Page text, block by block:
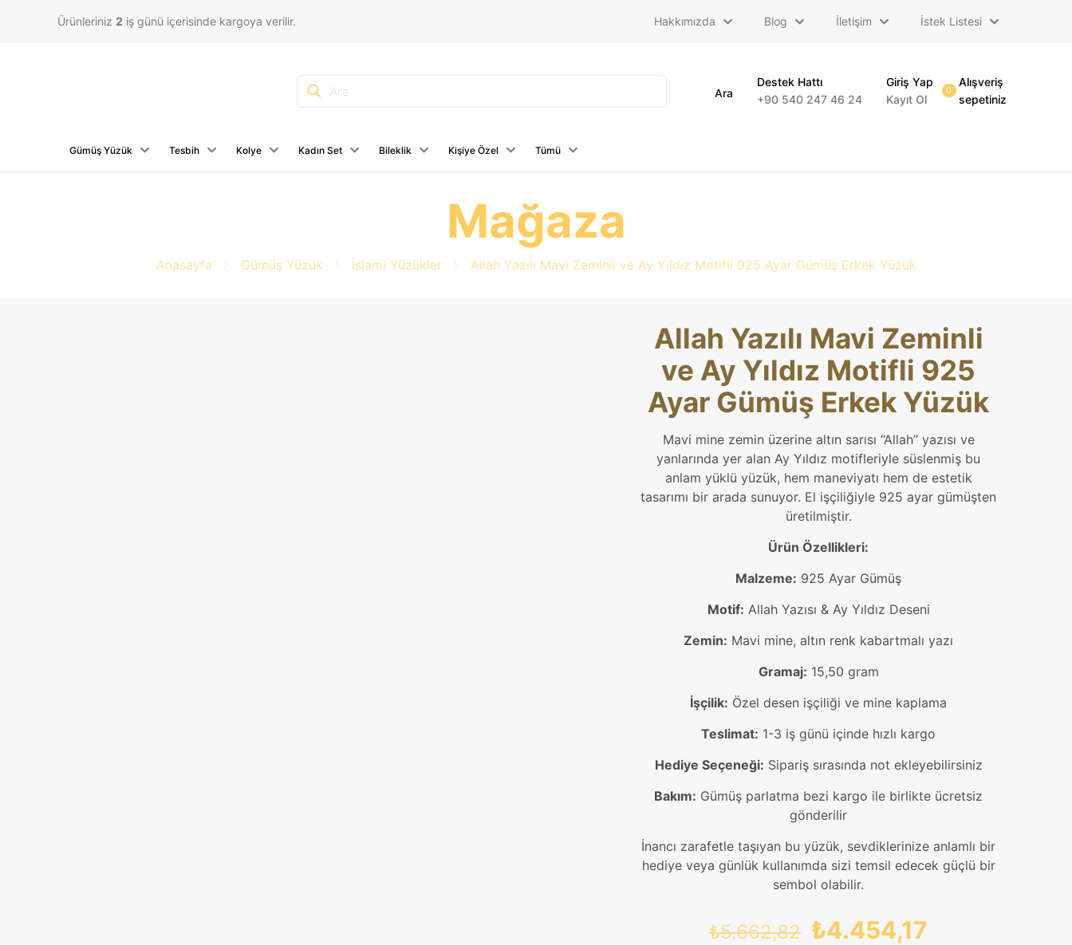
Ürünleriniz 2 iş günü içerisinde kargoya verilir. Hakkımızda Blog İletişim İstek Listesi
Ara
Destek Hattı
+90 540 247 46 24
Giriş Yap
Kayıt Ol
0
Alışveriş
sepetiniz
Gümüş Yüzük Tesbih Kolye Kadın Set Bileklik Kişiye Özel Tümü
Mağaza
Anasayfa Gümüş Yüzük İslami Yüzükler Allah Yazılı Mavi Zeminli ve Ay Yıldız Motifli 925 Ayar Gümüş Erkek Yüzük
Allah Yazılı Mavi Zeminli
ve Ay Yıldız Motifli 925
Ayar Gümüş Erkek Yüzük
Mavi mine zemin üzerine altın sarısı “Allah” yazısı ve
yanlarında yer alan Ay Yıldız motifleriyle süslenmiş bu
anlam yüklü yüzük, hem maneviyatı hem de estetik
tasarımı bir arada sunuyor. El işçiliğiyle 925 ayar gümüşten
üretilmiştir.
Ürün Özellikleri:
Malzeme: 925 Ayar Gümüş
Motif: Allah Yazısı & Ay Yıldız Deseni
Zemin: Mavi mine, altın renk kabartmalı yazı
Gramaj: 15,50 gram
İşçilik: Özel desen işçiliği ve mine kaplama
Teslimat: 1-3 iş günü içinde hızlı kargo
Hediye Seçeneği: Sipariş sırasında not ekleyebilirsiniz
Bakım: Gümüş parlatma bezi kargo ile birlikte ücretsiz
gönderilir
İnancı zarafetle taşıyan bu yüzük, sevdiklerinize anlamlı bir
hediye veya günlük kullanımda sizi temsil edecek güçlü bir
sembol olabilir.
₺5.662,82 Orijinal
₺4.454,17